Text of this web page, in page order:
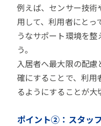
例えば、センサー技
用して、利用者にとっ
うなサポート環境を
う。
入居者へ最大限の配
確にすることで、利用
るようにすることが大
ポイント②：スタッ